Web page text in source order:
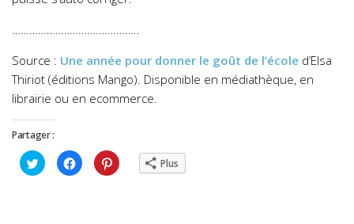
Source : Une année pour donner le goût de l’école d’Elsa
Thiriot (éditions Mango). Disponible en médiathèque, en
librairie ou en ecommerce.
Partager :
Cliquez
pour
partager
Cliquez
pour
partager
Cliquez
pour Plus